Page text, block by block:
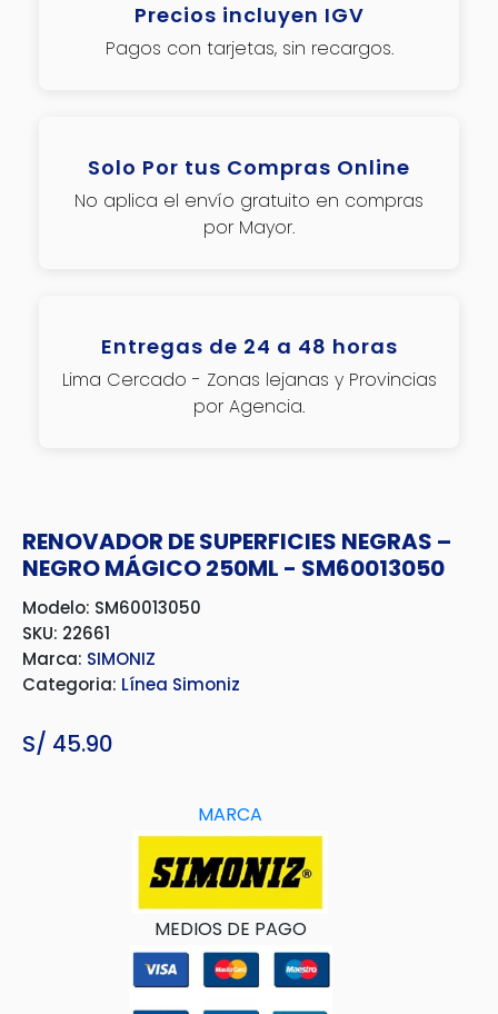
Precios incluyen IGV
Pagos con tarjetas, sin recargos.
Solo Por tus Compras Online
No aplica el envío gratuito en compras
por Mayor.
Entregas de 24 a 48 horas
Lima Cercado - Zonas lejanas y Provincias
por Agencia.
RENOVADOR DE SUPERFICIES NEGRAS –
NEGRO MÁGICO 250ML - SM60013050
Modelo: SM60013050
SKU: 22661
Marca: SIMONIZ
Categoria: Línea Simoniz
S/ 45.90
MARCA
MEDIOS DE PAGO